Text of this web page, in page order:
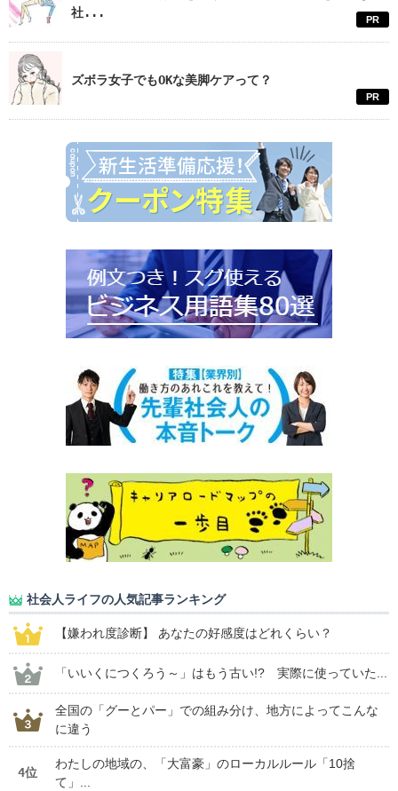
社...
PR
ズボラ女子でもOKな美脚ケアって？
PR
社会人ライフの人気記事ランキング
【嫌われ度診断】 あなたの好感度はどれくらい？
「いいくにつくろう～」はもう古い!? 実際に使っていた...
全国の「グーとパー」での組み分け、地方によってこんな
に違う
4位
わたしの地域の、「大富豪」のローカルルール「10捨
て」...